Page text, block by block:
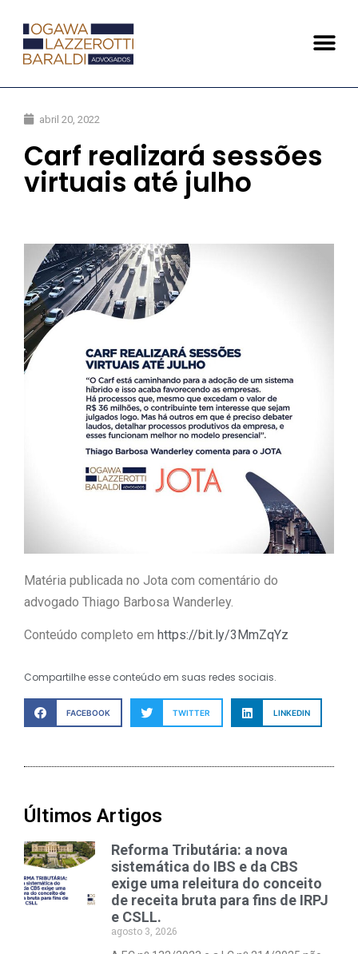
abril 20, 2022
Carf realizará sessões
virtuais até julho
Matéria publicada no Jota com comentário do
advogado Thiago Barbosa Wanderley.
Conteúdo completo em https://bit.ly/3MmZqYz
Compartilhe esse conteúdo em suas redes sociais.
FACEBOOK TWITTER LINKEDIN
Últimos Artigos
Reforma Tributária: a nova
sistemática do IBS e da CBS
exige uma releitura do conceito
de receita bruta para fins de IRPJ
e CSLL.
agosto 3, 2026